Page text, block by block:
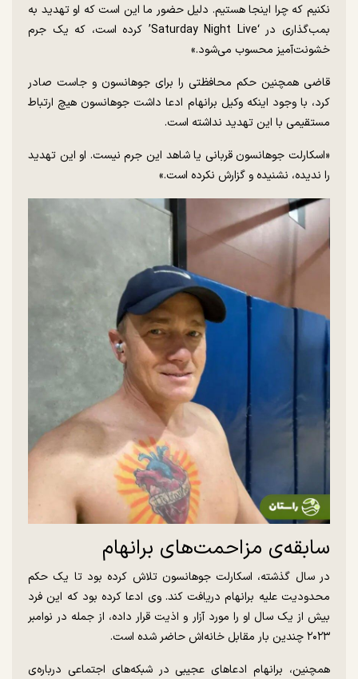
نکنیم که چرا اینجا هستیم. دلیل حضور ما این است که او تهدید به
بمب‌گذاری در ‘Saturday Night Live’ کرده است، که یک جرم
خشونت‌آمیز محسوب می‌شود.»
قاضی همچنین حکم محافظتی را برای جوهانسون و جاست صادر
کرد، با وجود اینکه وکیل برانهام ادعا داشت جوهانسون هیچ ارتباط
مستقیمی با این تهدید نداشته است.
«اسکارلت جوهانسون قربانی یا شاهد این جرم نیست. او این تهدید
را ندیده، نشنیده و گزارش نکرده است.»
سابقه‌ی مزاحمت‌های برانهام
در سال گذشته، اسکارلت جوهانسون تلاش کرده بود تا یک حکم
محدودیت علیه برانهام دریافت کند. وی ادعا کرده بود که این فرد
بیش از یک سال او را مورد آزار و اذیت قرار داده، از جمله در نوامبر
۲۰۲۳ چندین بار مقابل خانه‌اش حاضر شده است.
همچنین، برانهام ادعاهای عجیبی در شبکه‌های اجتماعی درباره‌ی